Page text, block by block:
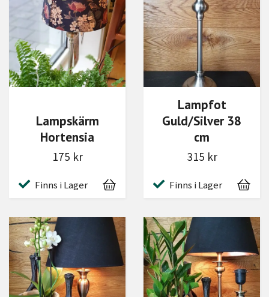
Lampskärm
Hortensia
175 kr
Finns i Lager
Lampfot
Guld/Silver 38
cm
315 kr
Finns i Lager